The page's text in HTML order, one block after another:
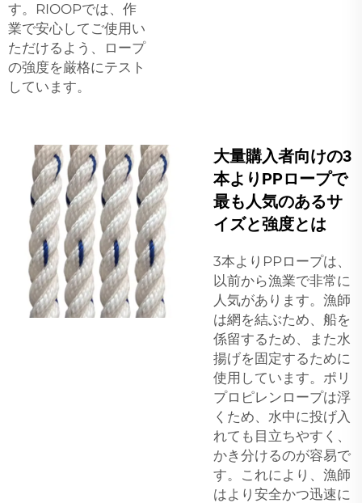
す。RIOOPでは、作
業で安心してご使用い
ただけるよう、ロープ
の強度を厳格にテスト
しています。
大量購入者向けの3
本よりPPロープで
最も人気のあるサ
イズと強度とは
3本よりPPロープは、
以前から漁業で非常に
人気があります。漁師
は網を結ぶため、船を
係留するため、また水
揚げを固定するために
使用しています。ポリ
プロピレンロープは浮
くため、水中に投げ入
れても目立ちやすく、
かき分けるのが容易で
す。これにより、漁師
はより安全かつ迅速に